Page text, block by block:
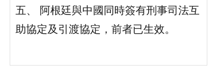
五、 阿根廷與中國同時簽有刑事司法互
助協定及引渡協定，前者已生效。